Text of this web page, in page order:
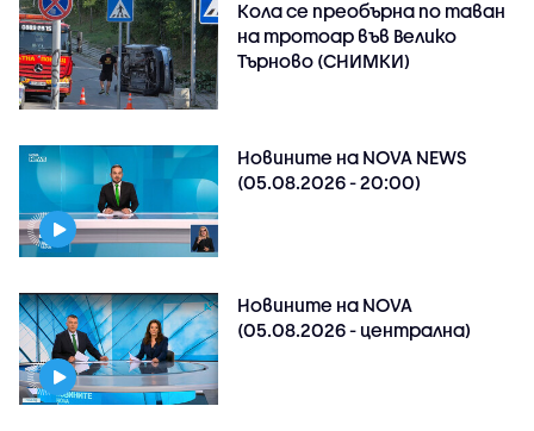
Кола се преобърна по таван
на тротоар във Велико
Търново (СНИМКИ)
Новините на NOVA NEWS
(05.08.2026 - 20:00)
Новините на NOVA
(05.08.2026 - централна)